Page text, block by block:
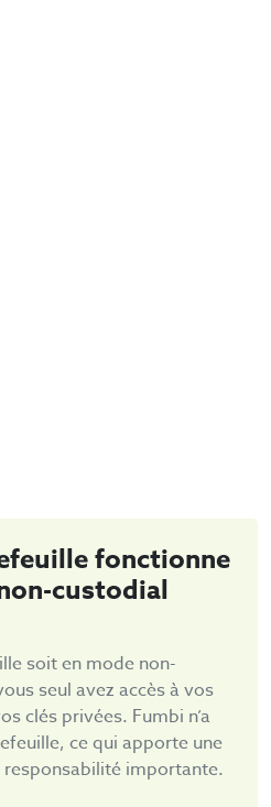
fonctionne
custodial
soit en mode non-
seul avez accès à vos
clés privées. Fumbi n’a
ce qui apporte une
responsabilité importante.